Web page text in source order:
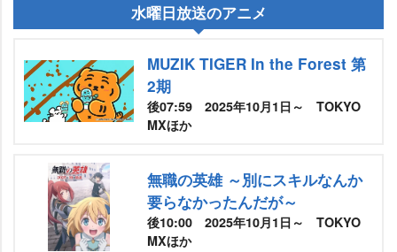
水曜日放送のアニメ
MUZIK TIGER In the Forest 第
2期
後07:59 2025年10月1日～ TOKYO
MXほか
無職の英雄 ～別にスキルなんか
要らなかったんだが～
後10:00 2025年10月1日～ TOKYO
MXほか